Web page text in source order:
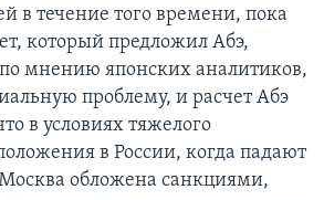
в течение того времени, пока
который предложил Абэ,
мнению японских аналитиков,
проблему, и расчет Абэ
в условиях тяжелого
в России, когда падают
обложена санкциями,